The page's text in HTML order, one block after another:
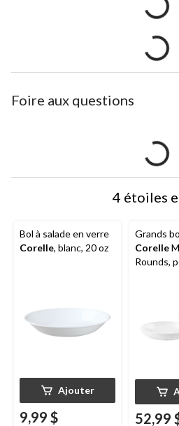
Foire aux questions
4 étoiles
Bol à salade en verre
Corelle, blanc, 20 oz
Ajouter
9,99 $
Grands
Corelle
Rounds,
52,99